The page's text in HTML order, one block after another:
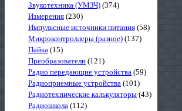
Звукотехника (УМЗЧ) (374)
Измерения (230)
Импульсные источники питания (58)
Микроконтроллеры (разное) (137)
Пайка (15)
Преобразователи (121)
Радио передающие устройства (59)
Радиоприемные устройства (101)
Радиотехнические калькуляторы (43)
Радиошкола (112)